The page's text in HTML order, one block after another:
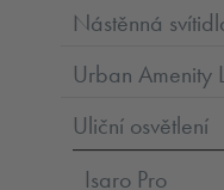
Nástěnná
Urban Amenity
Uliční osvětlení
Isaro Pro